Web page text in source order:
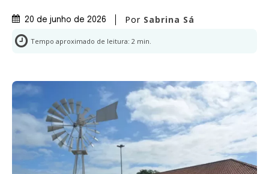
20 de junho de 2026 Por Sabrina Sá
Tempo aproximado de leitura: 2 min.